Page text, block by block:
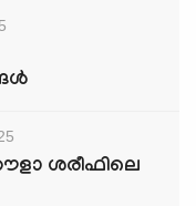
ശരീഫിലെ